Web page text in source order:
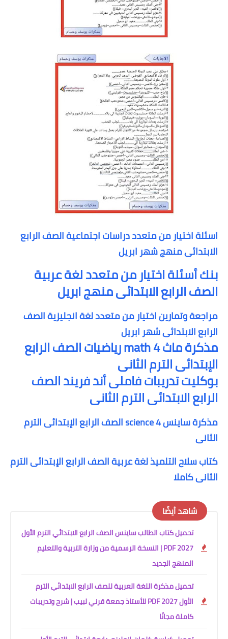
اسئلة اختيار من متعدد دراسات اجتماعية الصف الرابع
الابتدائى منهج شهر ابريل
بنك أسئلة اختيار من متعدد لغة عربية
الصف الرابع الابتدائى منهج ابريل
مراجعة وتمارين اختيار من متعدد لغة انجليزية الصف
الرابع الابتدائى شهر ابريل
مذكرة ماث math 4 رياضيات الصف الرابع
الإبتدائى الترم الثانى
بوكليت تدريبات فاملى أند فريند الصف
الرابع الابتدائى الترم الثانى
مذكرة ساينس science 4 الصف الرابع الإبتدائى الترم
الثانى
كتاب سلاح التلميذ لغة عربية الصف الرابع الإبتدائى الترم
الثانى كاملا
شاهد أيضًا
تحميل كتاب الطالب ساينس الصف الرابع الابتدائي الترم الأول
2027 PDF | النسخة الرسمية من وزارة التربية والتعليم
المنهج الجديد
تحميل مذكرة اللغة العربية للصف الرابع الابتدائي الترم
الأول 2027 PDF للأستاذ جمعة قرني لبيب | شرح وتدريبات
كاملة مجانًا